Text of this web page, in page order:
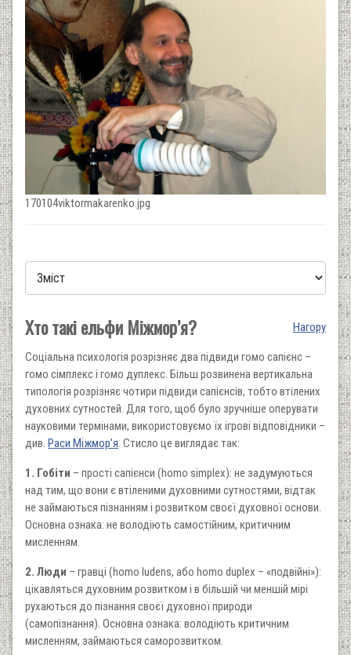
170104viktormakarenko.jpg
Нагору
Хто такі ельфи Міжмор’я?
Соціальна психологія розрізняє два підвиди гомо сапієнс –
гомо сімплекс і гомо дуплекс. Більш розвинена вертикальна
типологія розрізняє чотири підвиди сапієнсів, тобто втілених
духовних сутностей. Для того, щоб було зручніше оперувати
науковими термінами, використовуємо їх ігрові відповідники –
див. Раси Міжмор’я. Стисло це виглядає так:
1. Гобіти – прості сапієнси (homo simplex): не задумуються
над тим, що вони є втіленими духовними сутностями, відтак
не займаються пізнанням і розвитком своєї духовної основи.
Основна ознака: не володіють самостійним, критичним
мисленням.
2. Люди – гравці (homo ludens, або homo duplex – «подвійні»):
цікавляться духовним розвитком і в більшій чи меншій мірі
рухаються до пізнання своєї духовної природи
(самопізнання). Основна ознака: володіють критичним
мисленням, займаються саморозвитком.